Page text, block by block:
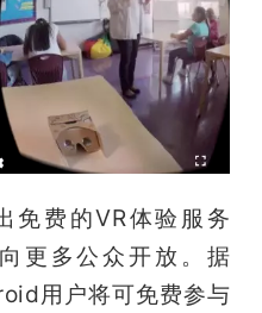
免费的VR体验服务
更多公众开放。据
用户将可免费参与